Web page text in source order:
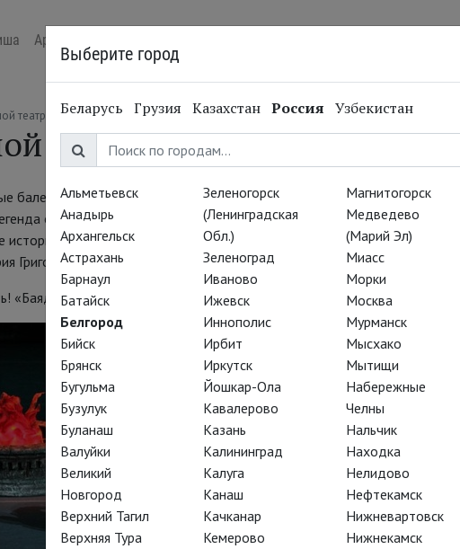
Арт-лекторий в кино
театр
театр в выходные
балета! В субботу, 17 января – «Баядерка», в воскресенье,
о любви».
любви на фоне магического востока, обе – в
Григоровича.
«Баядерка» будет показана в Москве последний раз.
Выберите город
Беларусь Грузия Казахстан Россия Узбекистан
Альметьевск
Анадырь
Архангельск
Астрахань
Барнаул
Батайск
Белгород
Бийск
Брянск
Бугульма
Бузулук
Буланаш
Валуйки
Великий
Новгород
Верхний Тагил
Верхняя Тура
Зеленогорск
(Ленинградская
Обл.)
Зеленоград
Иваново
Ижевск
Иннополис
Ирбит
Иркутск
Йошкар-Ола
Кавалерово
Казань
Калининград
Калуга
Канаш
Качканар
Кемерово
Магнитогорск
Медведево
(Марий Эл)
Миасс
Морки
Москва
Мурманск
Мысхако
Мытищи
Набережные
Челны
Нальчик
Находка
Нелидово
Нефтекамск
Нижневартовск
Нижнекамск